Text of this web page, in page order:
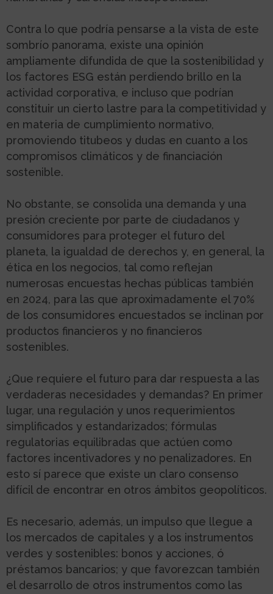
Contra lo que podría pensarse a la vista de este
sombrío panorama, existe una opinión
ampliamente difundida de que la sostenibilidad y
los factores ESG están perdiendo brillo en la
actividad corporativa, e incluso que podrían
constituir un cierto lastre para la competitividad y
en materia de cumplimiento normativo,
promoviendo titubeos y dudas en cuanto a los
compromisos climáticos y de financiación
sostenible.
No obstante, se consolida una demanda y una
presión creciente por parte de ciudadanos y
consumidores para proteger el futuro del
planeta, la igualdad de derechos y, en general, la
ética en los negocios, tal como reflejan
numerosas encuestas hechas públicas también
en 2024, para las que aproximadamente el 70%
de los consumidores encuestados se inclinan por
productos financieros y no financieros
sostenibles.
¿Que requiere el futuro para dar respuesta a las
verdaderas necesidades y demandas? En primer
lugar, una regulación y unos requerimientos
simplificados y estandarizados; fórmulas
regulatorias equilibradas que actúen como
factores incentivadores y no penalizadores. En
esto sí parece que existe un claro consenso
difícil de encontrar en otros ámbitos geopolíticos.
Es necesario, además, un impulso que llegue a
los mercados de capitales y a los instrumentos
verdes y sostenibles: bonos y acciones, ó
préstamos bancarios; y que favorezcan también
el desarrollo de otros instrumentos como las